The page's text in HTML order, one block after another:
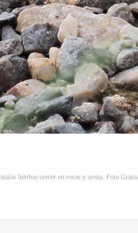
malas hierbas crecer en rocas y arena. Foto Gratis